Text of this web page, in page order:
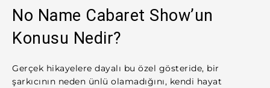
No Name Cabaret Show’un
Konusu Nedir?
Gerçek hikayelere dayalı bu özel gösteride, bir
şarkıcının neden ünlü olamadığını, kendi hayat